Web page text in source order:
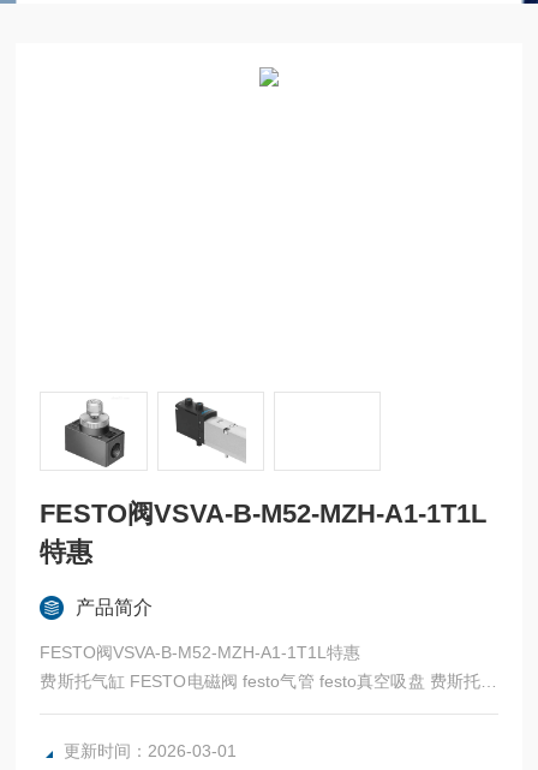
FESTO阀VSVA-B-M52-MZH-A1-1T1L
特惠
产品简介
FESTO阀VSVA-B-M52-MZH-A1-1T1L特惠
费斯托气缸 FESTO电磁阀 festo气管 festo真空吸盘 费斯托过
滤器 费斯托油雾器 FESTO传感器 FESTO代理
全系列产品大量现货请咨询上海茂硕机械设备有限公司
更新时间：2026-03-01